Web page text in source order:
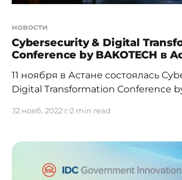
новости
Cybersecurity & Digital
Conference by BAKOTECH в
11 ноября в Астане состоялась
Digital Transformation Conference
трансформации и новых вызовах
Организатор мероприятия —
True Value Added IT-дистрибьютор
Украины, с представительствами
22 нояб. 2022 г.2 min read